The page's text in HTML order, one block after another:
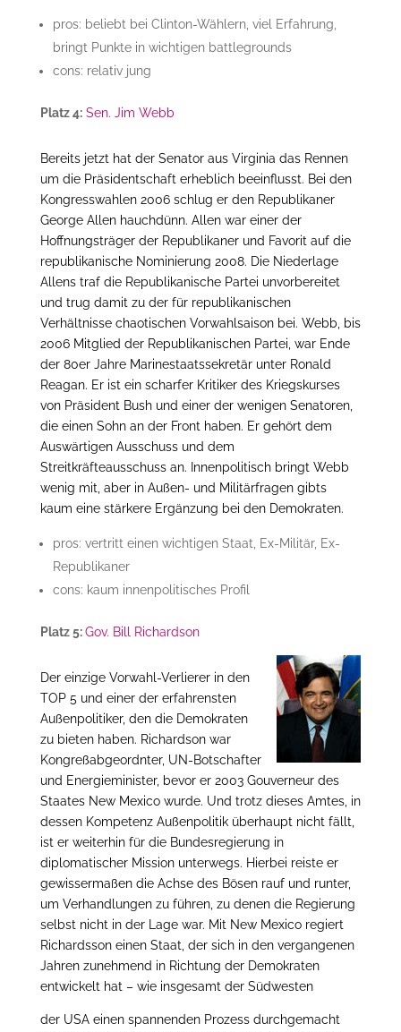
pros: beliebt bei Clinton-Wählern, viel Erfahrung,
bringt Punkte in wichtigen battlegrounds
cons: relativ jung
Platz 4: Sen. Jim Webb
Bereits jetzt hat der Senator aus Virginia das Rennen
um die Präsidentschaft erheblich beeinflusst. Bei den
Kongresswahlen 2006 schlug er den Republikaner
George Allen hauchdünn. Allen war einer der
Hoffnungsträger der Republikaner und Favorit auf die
republikanische Nominierung 2008. Die Niederlage
Allens traf die Republikanische Partei unvorbereitet
und trug damit zu der für republikanischen
Verhältnisse chaotischen Vorwahlsaison bei. Webb, bis
2006 Mitglied der Republikanischen Partei, war Ende
der 80er Jahre Marinestaatssekretär unter Ronald
Reagan. Er ist ein scharfer Kritiker des Kriegskurses
von Präsident Bush und einer der wenigen Senatoren,
die einen Sohn an der Front haben. Er gehört dem
Auswärtigen Ausschuss und dem
Streitkräfteausschuss an. Innenpolitisch bringt Webb
wenig mit, aber in Außen- und Militärfragen gibts
kaum eine stärkere Ergänzung bei den Demokraten.
pros: vertritt einen wichtigen Staat, Ex-Militär, Ex-
Republikaner
cons: kaum innenpolitisches Profil
Platz 5:Gov. Bill Richardson
Der einzige Vorwahl-Verlierer in den
TOP 5 und einer der erfahrensten
Außenpolitiker, den die Demokraten
zu bieten haben. Richardson war
Kongreßabgeordnter, UN-Botschafter
und Energieminister, bevor er 2003 Gouverneur des
Staates New Mexico wurde. Und trotz dieses Amtes, in
dessen Kompetenz Außenpolitik überhaupt nicht fällt,
ist er weiterhin für die Bundesregierung in
diplomatischer Mission unterwegs. Hierbei reiste er
gewissermaßen die Achse des Bösen rauf und runter,
um Verhandlungen zu führen, zu denen die Regierung
selbst nicht in der Lage war. Mit New Mexico regiert
Richardsson einen Staat, der sich in den vergangenen
Jahren zunehmend in Richtung der Demokraten
entwickelt hat – wie insgesamt der Südwesten
der USA einen spannenden Prozess durchgemacht